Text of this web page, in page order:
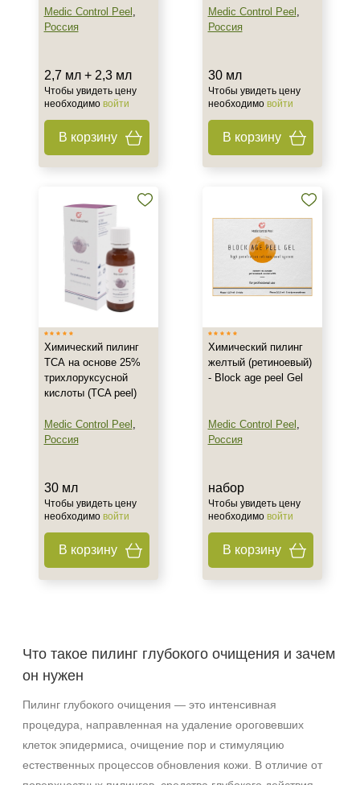
Салициловый
Профессиональная
Тип кожи
Увядающая
Назначение против
Морщины
Показать еще
Результат
Лифтинг
Обновление клеток
Показать еще
Область применения
Лицо
Процедура
Пилинг
Medic Control Peel ,
Россия
2,7 мл + 2,3 мл
Чтобы увидеть цену
необходимо войти
В корзину
Medic Control Peel ,
Россия
30 мл
Чтобы увидеть цену
необходимо войти
В корзину
Химический пилинг
ТСА на основе 25%
трихлоруксусной
кислоты (TCA peel)
Medic Control Peel ,
Россия
30 мл
Чтобы увидеть цену
необходимо войти
В корзину
Химический пилинг
желтый (ретиноевый)
- Block age peel Gel
Medic Control Peel ,
Россия
набор
Чтобы увидеть цену
необходимо войти
В корзину
Что такое пилинг глубокого очищения и зачем
он нужен
Пилинг глубокого очищения — это интенсивная
процедура, направленная на удаление ороговевших
клеток эпидермиса, очищение пор и стимуляцию
естественных процессов обновления кожи. В отличие от